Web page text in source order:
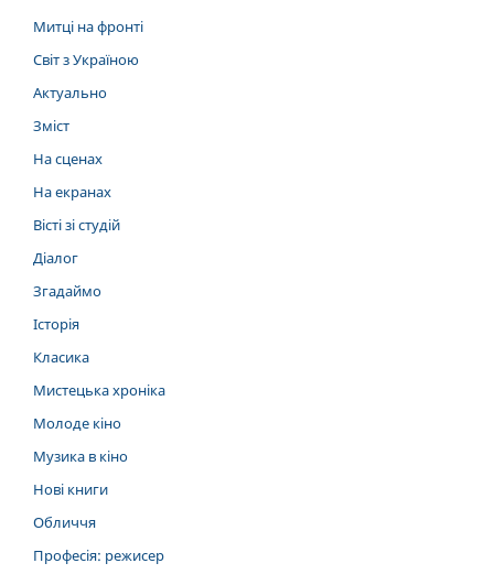
Митці на фронті
Світ з Україною
Актуально
Зміст
На сценах
На екранах
Вісті зі студій
Діалог
Згадаймо
Історія
Класика
Мистецька хроніка
Молоде кіно
Музика в кіно
Нові книги
Обличчя
Професія: режисер